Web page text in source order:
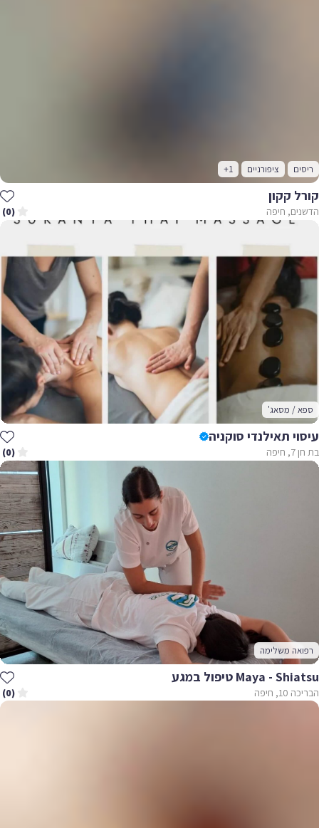
ריסים ציפורניים +1
קורל קקון
הדשנים, חיפה (0)
ספא / מסאג'
עיסוי תאילנדי סוקניה
בת חן 7, חיפה (0)
רפואה משלימה
Maya - Shiatsu טיפול במגע
הבריכה 10, חיפה (0)